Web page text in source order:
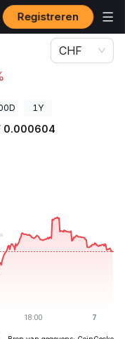
Registreren
CHF
1Y
0.000604